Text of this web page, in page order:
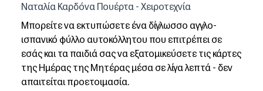
Ναταλία Καρδόνα Πουέρτα - Χειροτεχνία
Μπορείτε να εκτυπώσετε ένα δίγλωσσο αγγλο-
ισπανικό φύλλο αυτοκόλλητου που επιτρέπει σε
εσάς και τα παιδιά σας να εξατομικεύσετε τις κάρτες
της Ημέρας της Μητέρας μέσα σε λίγα λεπτά - δεν
απαιτείται προετοιμασία.